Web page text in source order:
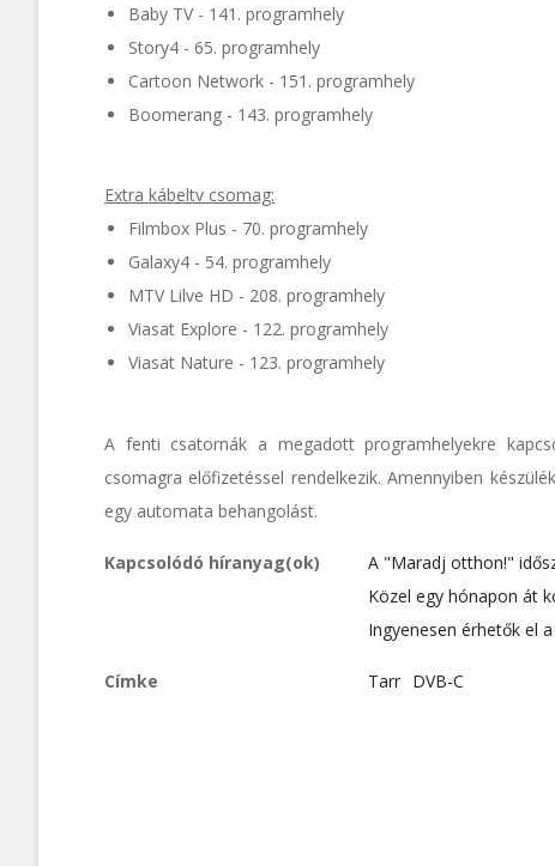
Baby TV - 141. programhely
Story4 - 65. programhely
Cartoon Network - 151. programhely
Boomerang - 143. programhely
Extra kábeltv csomag:
Filmbox Plus - 70. programhely
Galaxy4 - 54. programhely
MTV Lilve HD - 208. programhely
Viasat Explore - 122. programhely
Viasat Nature - 123. programhely
A fenti csatornák a megadott programhelyekre
csomagra előfizetéssel rendelkezik. Amennyiben
egy automata behangolást.
Kapcsolódó híranyag(ok)
A "Maradj otthon!"
Közel egy hónapon át
Ingyenesen érhetők el
Címke Tarr DVB-C